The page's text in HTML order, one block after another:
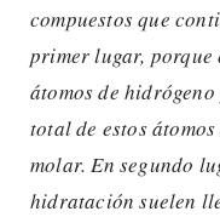
compuestos que
primer lugar, porque
átomos de
total de estos
molar. En segundo
hidratación suelen